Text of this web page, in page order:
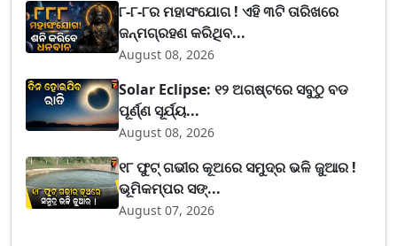
୮-୮-୮ର ମହାସଂଯୋଗ ! ଏହି ୩ଟି ତାରିଖରେ
ଜନ୍ମଗ୍ରହଣ କରିଥିବ...
August 08, 2026
Solar Eclipse: ୧୨ ଅଗଷ୍ଟରେ ସବୁଠୁ ବଡ
ପୂର୍ଣ୍ଣ ସୂର୍ଯ୍ୟ...
August 08, 2026
୧୮ ଫୁଟ୍ ଗଭୀର କୂଅରେ ସମୁଦ୍ର ଭଳି ଜୁଆର !
ଭୂମିକମ୍ପର ସଙ୍...
August 07, 2026